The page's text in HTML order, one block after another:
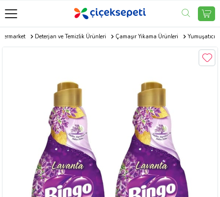
Deterjan ve Temizlik Ürünleri Çamaşır Yıkama Ürünleri Yumuşatıcı